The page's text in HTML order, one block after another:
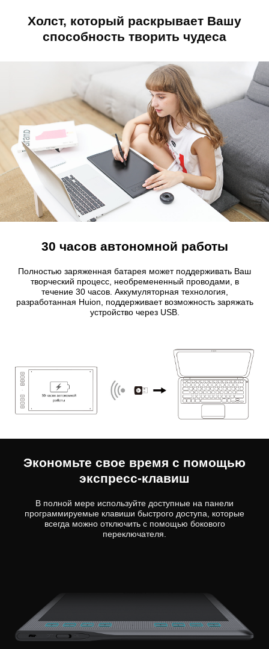
Холст, который раскрывает Вашу
способность творить чудеса
30 часов автономной работы
Полностью заряженная батарея может поддерживать Ваш
творческий процесс, необремененный проводами, в
течение 30 часов. Аккумуляторная технология,
разработанная Huion, поддерживает возможность заряжать
устройство через USB.
Экономьте свое время с помощью
экспресс-клавиш
В полной мере используйте доступные на панели
программируемые клавиши быстрого доступа, которые
всегда можно отключить с помощью бокового
переключателя.